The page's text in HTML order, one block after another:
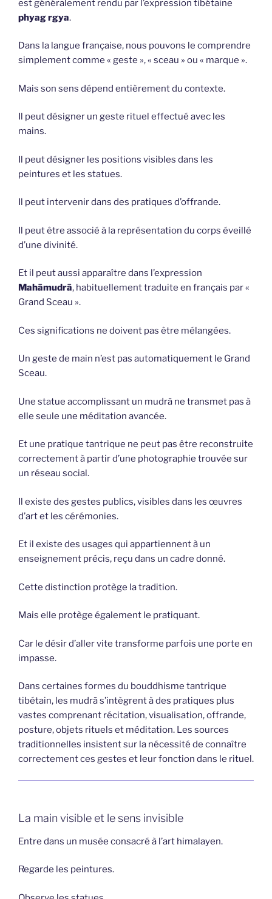
est généralement rendu par l’expression tibétaine
phyag rgya.
Dans la langue française, nous pouvons le comprendre
simplement comme « geste », « sceau » ou « marque ».
Mais son sens dépend entièrement du contexte.
Il peut désigner un geste rituel effectué avec les
mains.
Il peut désigner les positions visibles dans les
peintures et les statues.
Il peut intervenir dans des pratiques d’offrande.
Il peut être associé à la représentation du corps éveillé
d’une divinité.
Et il peut aussi apparaître dans l’expression
Mahāmudrā, habituellement traduite en français par «
Grand Sceau ».
Ces significations ne doivent pas être mélangées.
Un geste de main n’est pas automatiquement le Grand
Sceau.
Une statue accomplissant un mudrā ne transmet pas à
elle seule une méditation avancée.
Et une pratique tantrique ne peut pas être reconstruite
correctement à partir d’une photographie trouvée sur
un réseau social.
Il existe des gestes publics, visibles dans les œuvres
d’art et les cérémonies.
Et il existe des usages qui appartiennent à un
enseignement précis, reçu dans un cadre donné.
Cette distinction protège la tradition.
Mais elle protège également le pratiquant.
Car le désir d’aller vite transforme parfois une porte en
impasse.
Dans certaines formes du bouddhisme tantrique
tibétain, les mudrā s’intègrent à des pratiques plus
vastes comprenant récitation, visualisation, offrande,
posture, objets rituels et méditation. Les sources
traditionnelles insistent sur la nécessité de connaître
correctement ces gestes et leur fonction dans le rituel.
La main visible et le sens invisible
Entre dans un musée consacré à l’art himalayen.
Regarde les peintures.